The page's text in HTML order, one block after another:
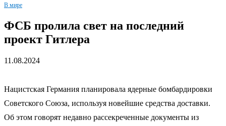
В мире
ФСБ пролила свет на последний
проект Гитлера
11.08.2024
Нацистская Германия планировала ядерные бомбардировки
Советского Союза, используя новейшие средства доставки.
Об этом говорят недавно рассекреченные документы из